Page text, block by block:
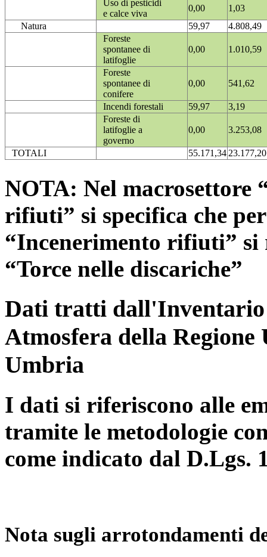
Uso di pesticidi
e calce viva
0,00
1,03
Natura
59,97
4.808,49
Foreste
spontanee di
latifoglie
0,00 1.010,59
Foreste
spontanee di
conifere
0,00 541,62
Incendi forestali 59,97
3,19
Foreste di
latifoglie a
governo
0,00 3.253,08
TOTALI 55.171,3423.177,20
NOTA: Nel macrosettore
rifiuti” si specifica che
“Incenerimento rifiuti”
“Torce nelle discariche”
Dati tratti dall'Inventario
Atmosfera della
Umbria
I dati si riferiscono alle
tramite le metodologie
come indicato dal D.Lgs.
Nota sugli arrotondamenti